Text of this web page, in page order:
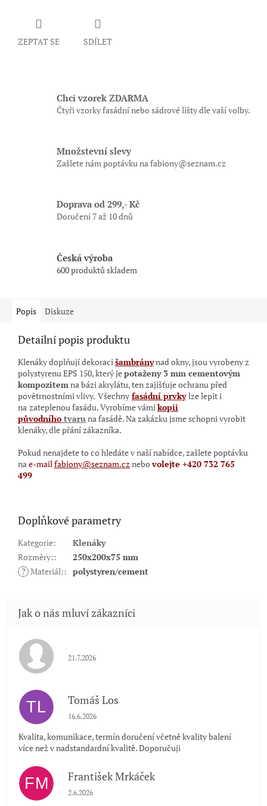
ZEPTAT SE SDÍLET
Chci vzorek ZDARMA
Čtyři vzorky fasádní nebo sádrové lišty dle vaší volby.
Množstevní slevy
Zašlete nám poptávku na fabiony@seznam.cz
Doprava od 299,- Kč
Doručení 7 až 10 dnů
Česká výroba
600 produktů skladem
Popis Diskuze
Detailní popis produktu
Klenáky doplňují dekoracišambránynad okny, jsou vyrobeny z
polystyrenu EPS 150, který jepotaženy 3 mm cementovým
kompozitemna bázi akrylátu, ten zajišťujeochranu před
povětrnostními vlivy. Všechny fasádní prvky lze lepit i
na zateplenou fasádu. Vyrobíme vámikopii
původního tvaruna fasádě. Na zakázku jsme schopni vyrobit
klenáky, dle přání zákazníka.
Pokud nenajdete to co hledáte v naší nabídce, zašlete poptávku
nae-mailfabiony@seznam.cz nebovolejte +420 732 765
499
Doplňkové parametry
Kategorie:
Klenáky
Rozměry::
250x200x75 mm
? Materiál:: polystyren/cement
Hodnocení obchodu je 5 z 5 hvězdiček.
21.7.2026
TL Tomáš Los
Hodnocení obchodu je 5 z 5 hvězdiček.
16.6.2026
Kvalita, komunikace, termín doručení včetně kvality balení
více než v nadstandardní kvalitě. Doporučuji
FM František Mrkáček
Hodnocení obchodu je 5 z 5 hvězdiček.
2.6.2026